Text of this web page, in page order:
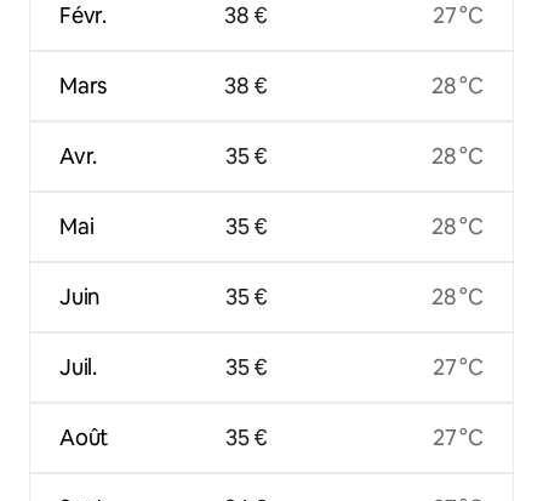
Févr.
Mars
Avr.
Mai
Juin
Juil.
Août
38 €
38 €
35 €
35 €
35 €
35 €
35 €
27 °C
28 °C
28 °C
28 °C
28 °C
27 °C
27 °C